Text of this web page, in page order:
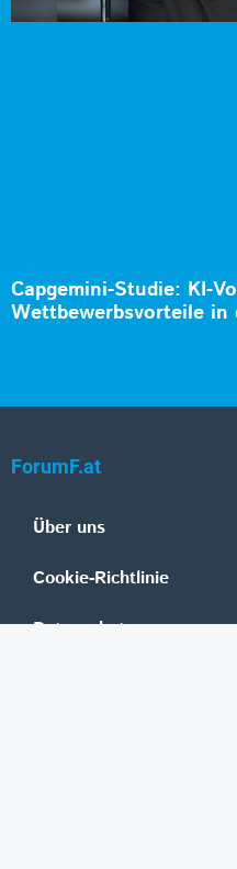
Capgemini-Studie: KI-
Wettbewerbsvorteile in
ForumF.at
Über uns
Cookie-Richtlinie
Datenschutz